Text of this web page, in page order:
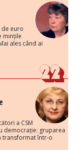
de euro
mințile
ales când ai
a CSM
democrație: gruparea
transformat într-o